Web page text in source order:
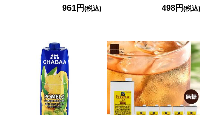
961円(税込)
498円 (税込)